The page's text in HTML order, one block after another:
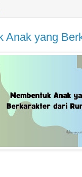
Anak yang